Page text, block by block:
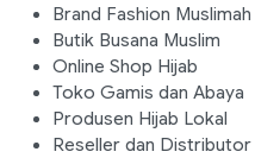
Brand Fashion Muslimah
Butik Busana Muslim
Online Shop Hijab
Toko Gamis dan Abaya
Produsen Hijab Lokal
Reseller dan Distributor